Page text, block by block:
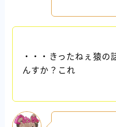
・・・きったねぇ猿の
んすか？これ